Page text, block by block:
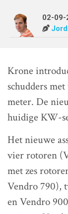
02-09-
Krone
schudders
meter. De
huidige KW-
Het nieuwe
vier rotoren
met zes
Vendro 790),
en Vendro